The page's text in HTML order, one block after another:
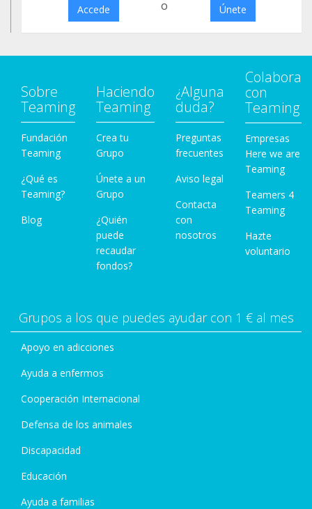
Accede o Únete
Sobre
Teaming
Fundación
Teaming
¿Qué es
Teaming?
Blog
Haciendo
Teaming
Crea tu
Grupo
Únete a un
Grupo
¿Quién
puede
recaudar
fondos?
¿Alguna
duda?
Preguntas
frecuentes
Aviso legal
Contacta
con
nosotros
Colabora
con
Teaming
Empresas
Here we are
Teaming
Teamers 4
Teaming
Hazte
voluntario
Grupos a los que puedes ayudar con 1 € al mes
Apoyo en adicciones
Ayuda a enfermos
Cooperación Internacional
Defensa de los animales
Discapacidad
Educación
Ayuda a familias